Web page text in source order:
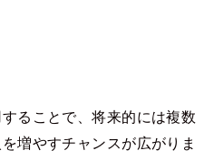
ることで、将来的には複数
増やすチャンスが広がりま